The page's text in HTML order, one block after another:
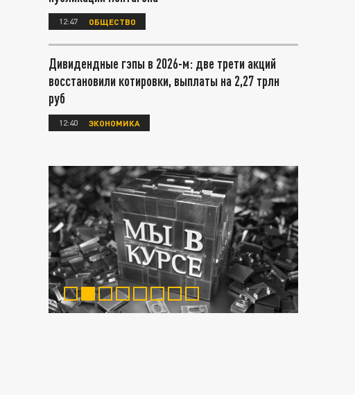
12:47 ОБЩЕСТВО
Дивидендные гэпы в 2026-м: две трети акций
восстановили котировки, выплаты на 2,27 трлн
руб
12:40 ЭКОНОМИКА